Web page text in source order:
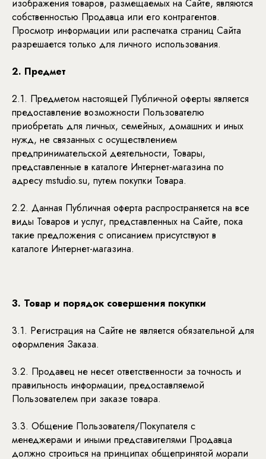
изображения товаров, размещаемых на Сайте, являются
собственностью Продавца или его контрагентов.
Просмотр информации или распечатка страниц Сайта
разрешается только для личного использования.
2. Предмет
2.1. Предметом настоящей Публичной оферты является
предоставление возможности Пользователю
приобретать для личных, семейных, домашних и иных
нужд, не связанных с осуществлением
предпринимательской деятельности, Товары,
представленные в каталоге Интернет-магазина по
адресу mstudio.su, путем покупки Товара.
2.2. Данная Публичная оферта распространяется на все
виды Товаров и услуг, представленных на Сайте, пока
такие предложения с описанием присутствуют в
каталоге Интернет-магазина.
3. Товар и порядок совершения покупки
3.1. Регистрация на Сайте не является обязательной для
оформления Заказа.
3.2. Продавец не несет ответственности за точность и
правильность информации, предоставляемой
Пользователем при заказе товара.
3.3. Общение Пользователя/Покупателя с
менеджерами и иными представителями Продавца
должно строиться на принципах общепринятой морали